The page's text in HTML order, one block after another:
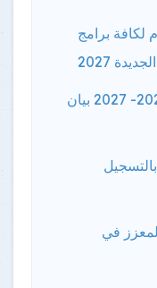
لكافة برامج
2027
اللائحة المالية للعام الجامعي 2026- 2027 بيان
في